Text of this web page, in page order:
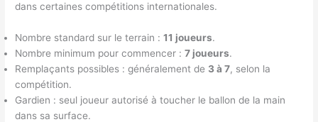
dans certaines compétitions internationales.
Nombre standard sur le terrain :11 joueurs.
Nombre minimum pour commencer :7 joueurs.
Remplaçants possibles : généralement de 3 à 7, selon la
compétition.
Gardien : seul joueur autorisé à toucher le ballon de la main
dans sa surface.